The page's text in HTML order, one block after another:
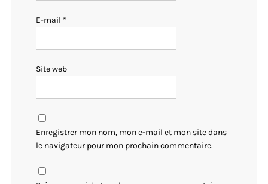
E-mail *
Site web
Enregistrer mon nom, mon e-mail et mon site dans
le navigateur pour mon prochain commentaire.